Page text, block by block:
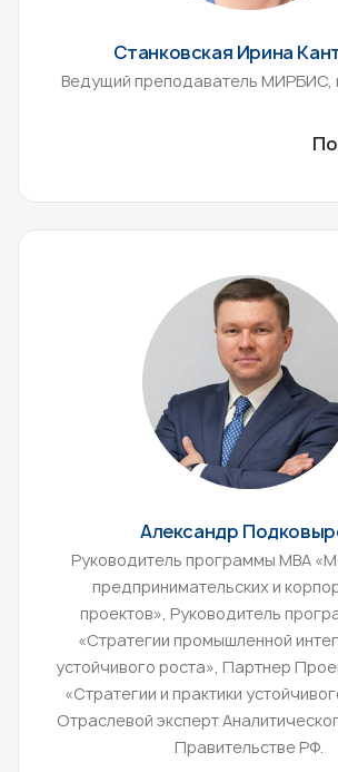
Станковская Ирина
Ведущий преподаватель МИРБИС,
Александр
Руководитель программы МВА
предпринимательских и
проектов», Руководитель
«Стратегии промышленной
устойчивого роста», Партнер
«Стратегии и практики
Отраслевой эксперт
Правительстве РФ.